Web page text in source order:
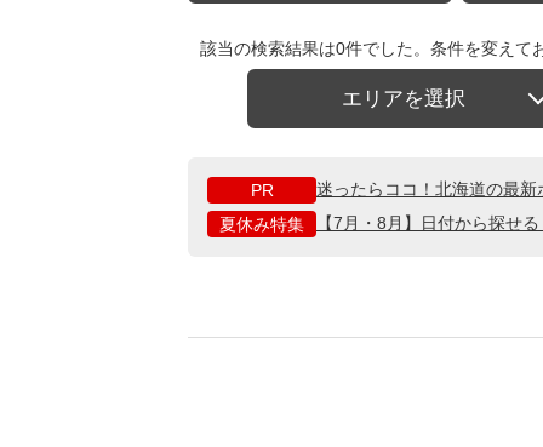
該当の検索結果は0件でした。条件を変えて
エリアを選択
PR
迷ったらココ！北海道の最
夏休み特集
【7月・8月】日付から探せ